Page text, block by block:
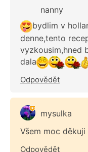
nanny
bydlim v
denne,tento
vyzkousim,hned
dala
Odpovědět
mysulka
Všem moc děkuji
Odpovědět